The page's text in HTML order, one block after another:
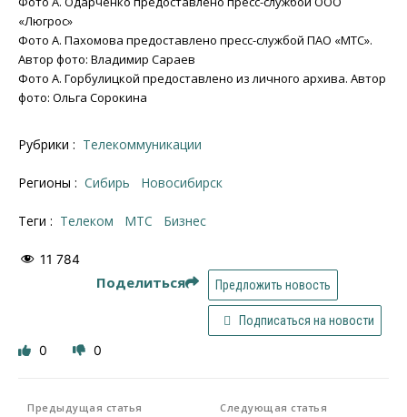
«Люгрос»
Фото А. Пахомова предоставлено пресс-службой ПАО «МТС».
Автор фото: Владимир Сараев
Фото А. Горбулицкой предоставлено из личного архива. Автор
фото: Ольга Сорокина
Рубрики : Телекоммуникации
Регионы : Сибирь Новосибирск
Теги : телеком МТС бизнес
11 784
Поделиться Предложить новость
Подписаться на новости
0 0
Предыдущая статья Следующая статья